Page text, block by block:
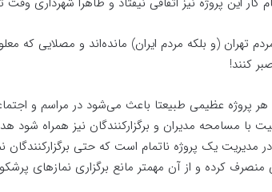
تهران (و بلکه مردم ایران) مانده‌اند و مصلایی که
کنند!
هر پروژه عظیمی طبیعتا باعث می‌شود در مراسم و
با مسامحه مدیران و برگزارکنندگان نیز همراه
مدیریت یک پروژه ناتمام است که حتی برگزارکنندگان
کرده و از آن مهمتر مانع برگزاری نمازهای